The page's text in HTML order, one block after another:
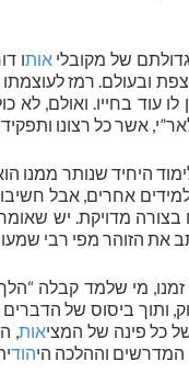
גדולתם של מקובליאותו
רמז לעוצמתו
עוד בחייו. ואולם,
אשר כל רצונו
היחיד שנותר ממנו
אחרים, אבל
מדויקת. יש
את הזוהר מפי רבי
מי שלמד קבלה
ותוך ביסוס של
כל פינה של המציאות,
וההלכה היהוד